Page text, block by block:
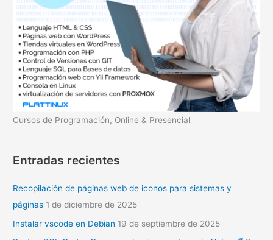
Cursos de Programación, Online & Presencial
Entradas recientes
Recopilación de páginas web de iconos para sistemas y
páginas 1 de diciembre de 2025
Instalar vscode en Debian 19 de septiembre de 2025